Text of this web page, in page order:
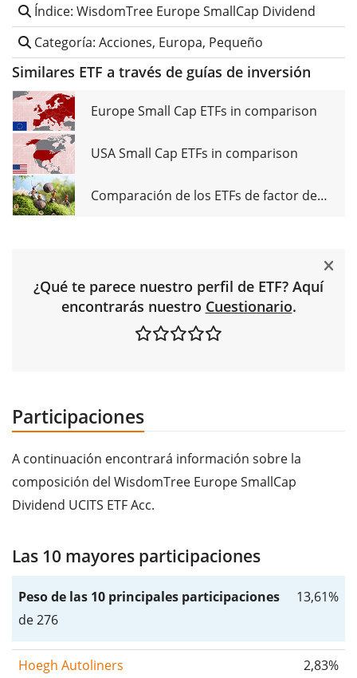
Índice: WisdomTree Europe SmallCap Dividend
Categoría: Acciones, Europa, Pequeño
Similares ETF a través de guías de inversión
Europe Small Cap ETFs in comparison
USA Small Cap ETFs in comparison
Comparación de los ETFs de factor de tamaño
¿Qué te parece nuestro perfil de ETF? Aquí
encontrarás nuestro Cuestionario.
Participaciones
A continuación encontrará información sobre la
composición del WisdomTree Europe SmallCap
Dividend UCITS ETF Acc.
Las 10 mayores participaciones
Peso de las 10 principales participaciones
de 276
13,61%
Hoegh Autoliners
2,83%